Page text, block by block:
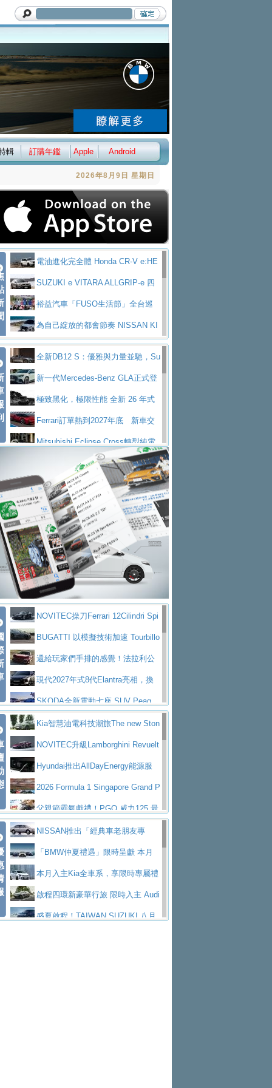
輯 訂購年鑑 Apple Android
2026年8月9日 星期日
電油進化完全體 Honda CR-V e:HE
V PrestigeSUZUKI e VITARA ALLGRIP-e 四
驅精神的純電新詮釋
裕益汽車「FUSO生活節」全台巡
迴 結合生活體驗、交通安全與購車優惠
為自己綻放的都會節奏 NISSAN KI
CKS SAKURA為品味獨具層峰買家打造的頂級座
駕，MAZDA CX-90 33T AWD Premium Ca
ptain Seat
EV
技的座駕! Ford Territory中型油電休旅
SO Super Great今日在台登場，結合先進安
ntis四品牌經銷權，全新多品牌旗艦展示中
心開幕啟用
屏東特搜大隊再添新利器 SITRAK
救助器材車買氣不衰、SUZUKI經銷商勇於開啟
全新大店，新北都鈴木占地500坪土城旗艦
展示中心開幕
2025第七屆ISUZU運轉職人挑戰賽
熱血登場 展現極致車技與專業職人精神
H2GP世界總決賽圓滿落幕 台灣團
隊表現精彩淨零減碳指標性應用 純電動水泥預
拌車 消防車除了滅火裝備還需要什麼？
一探SITRAK “準” 消防車的究竟
大益金龍初試啼聲，汽柴油5噸貨車
不是對手正宗年鑑2025年全球自動車年鑑1月
下旬問世！2024第六屆ISUZU運轉職人挑戰賽
首度前進南台灣熱烈開戰
豪華電能休旅新星 Audi Q4 Sportba
ck 55 e-tron S lineScania Taiwan 逆風而行，加深力
道投資布局
全新DB12 S：優雅與力量並馳，Su
per Tourer的顛峰之作
新一代Mercedes-Benz GLA正式登
場 續航最高657公里、支援320kW快充
極致黑化，極限性能 全新 26 年式
DEFENDER OCTA BLACK 限量登台
Ferrari訂單熱到2027年底 新車交
付至少得等一年以上
Mitsubishi Eclipse Cross轉型純電
休旅 87kWh電池續航超過600公里
全新BMW 318i Touring豪華旅行車
全台限量200台 進化現型
不等零關稅的紅利，Jeep品牌今日
起展開首批車交車
Volvo EX60 即將叩關，靜肅性、底
盤與數位介面搶先揭露
Audi Q9 將於 2026 年底上市 旗艦
大型 SUV 鎖定七人座豪華市場
BMW攜手漫威電影【蜘蛛人：重生
日】 Skoda 發表全新 Peaq 內裝：七人
座純電旗艦 SUV，行李廂最大可達 935 公
升
全新純電 Mercedes-Benz C 400 4
MATIC Electric 登場
奢華與科技大躍進，MAZDA全新3
代CX-5全方位進化提前亮相並展開預售94.9
萬起
馬自達公布 2027 年式 MX-5 更
新，新增 Yakudo 特別版
Skoda Peaq 發表全新電動動力系
統 最長續航逾 640 公里、支援雙向供電
BMW M2 首度導入 xDrive 四驅，
美國與瑞士需求成關鍵推手
The all-new T-Roc 魅力 自成焦點
Maserati GT2 Stradale「Tribute to
MC12」全球首度亮相
迎接 RANGE ROVER 品牌家族第
五位成員 全新 RANGE ROVER GT 預告登
場
造型華麗時尚、科技座艙再進化，P
eugeot 208小改款發表上市94.8萬起
NOVITEC操刀Ferrari 12Cilindri Spi
der 碳纖維空力、鍛造輪圈與Inconel排氣
上身
BUGATTI 以模擬技術加速 Tourbillo
n 動態開發還給玩家們手排的感覺！法拉利公
布12Cilidri Manaule手排超跑產品細節
現代2027年式8代Elantra亮相，換
裝更銳利的造型、更先進的資訊娛樂系統及
更高效的動力
SKODA全新電動七座 SUV Peaq
問世，擁有品牌史上最寬敞且豪華的座艙
AUDI推出首款高性能油電超跑Nuvo
lari，0到100公里加速2.6秒、極速350公里
／小時
百年三叉戟傳奇再啟程 Maserati 重
返 1000 Miglia 傳承競速榮耀
法拉利首款純電跑車Luce亮相，最
大馬力超過1000匹並具備530公里最大續航
里程
小車大空間、座艙科技更先進，SK
ODA發表全新純電跨界休旅Eipq祭平民化車
價89萬起
賓士AMG.EA專屬平台首作，Merc
edes-AMG 全新GT 4-Door Coupe全球首發
福斯推出首款GTI純電性能掀背ID.
Polo GTI，擁有226匹馬力和零百加速 6.8
秒的實力
Jaguar 公布四門 GT車款正式車名
為JAGUAR TYPE 01
終於跟上進度，LEXUS發表首款三
排六座純電旗艦休旅 TZ
有錢也買不到的Golf R！福斯打造
全新Golf R 24h賽車將挑戰紐柏林24小時耐
SKODA公布全新小型純電跨界休旅
Kia智慧油電科技潮旅The new Ston
ic 1-7月累計銷量創歷史新高
NOVITEC升級Lamborghini Revuelt
o 綜效輸出增至1,048匹
Hyundai推出AllDayEnergy能源服
務 讓電動車化身行動儲能系統
2026 Formula 1 Singapore Grand P
rix 新加坡大獎賽 Audi 極速之旅開放報名
父親節霸氣獻禮！PGO 威力125 最
低入手價 $60,900 起 省油ｘ安全ｘ大空間
陪爸爸輕鬆
HYUNDAI PORTER II逆勢成長，
勇奪中型貨車銷售冠軍
和運租車榮獲國家品牌玉山獎 以智
慧移動與綠能創新
福斯商旅挺頭家 推出「德系質感 精
算圓夢」專案格上租車暑期享8% LINE POINTS
回饋 再抽黑鑰匙尊榮禮遇
NISSAN X-TRAIL 上市首月銷量
NISSAN推出「經典車老朋友專
案」 以匠人精神煥新珍品座駕
「BMW仲夏禮遇」限時呈獻 本月
入主即享尊榮豪華五星假期 多元優購方案
同步實施
本月入主Kia全車系，享限時專屬禮
遇 啟程四環新豪華行旅 限時入主 Audi
A6 旗艦陣容 低月付5,888元起及3 年乙式險
盛夏啟程！TAIWAN SUZUKI 八月